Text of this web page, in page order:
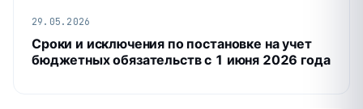
29.05.2026
Сроки и исключения по постановке на учет
бюджетных обязательств с 1 июня 2026 года